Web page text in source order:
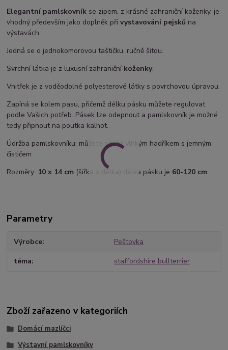
Elegantní pamlskovník se zipem, z krásné zahraniční koženky, je
vhodný především jako doplněk při vystavování pejsků na
výstavách.
Jedná se o jednokomorovou taštičku, ručně šitou.
Svrchní látka je z luxusní zahraničníkoženky.
Vnitřek je z voděodolné polyesterové látky s povrchovou úpravou.
Zapíná se kolem pasu, přičemž délku pásku můžete regulovat
podle Vašich potřeb. Pásek lze odepnout a pamlskovník je možné
tedy připnout na poutka kalhot.
Údržba pamlskovníku: můžete očistit vlhkým hadříkem s jemným
čističem
Rozměry: 10 x 14 cm (šířka x délka) délka pásku je 60-120 cm
Parametry
Výrobce Peštovka
téma staffordshire bullterrier
Zboží zařazeno v kategoriích
Domácí mazlíčci
Výstavní pamlskovníky